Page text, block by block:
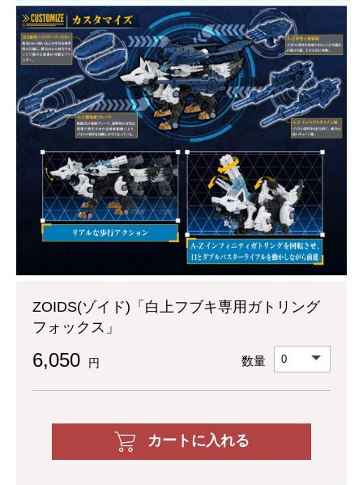
ZOIDS(ゾイド)「白上フブキ専用ガトリング
フォックス」
6,050 円 数量
カートに入れる